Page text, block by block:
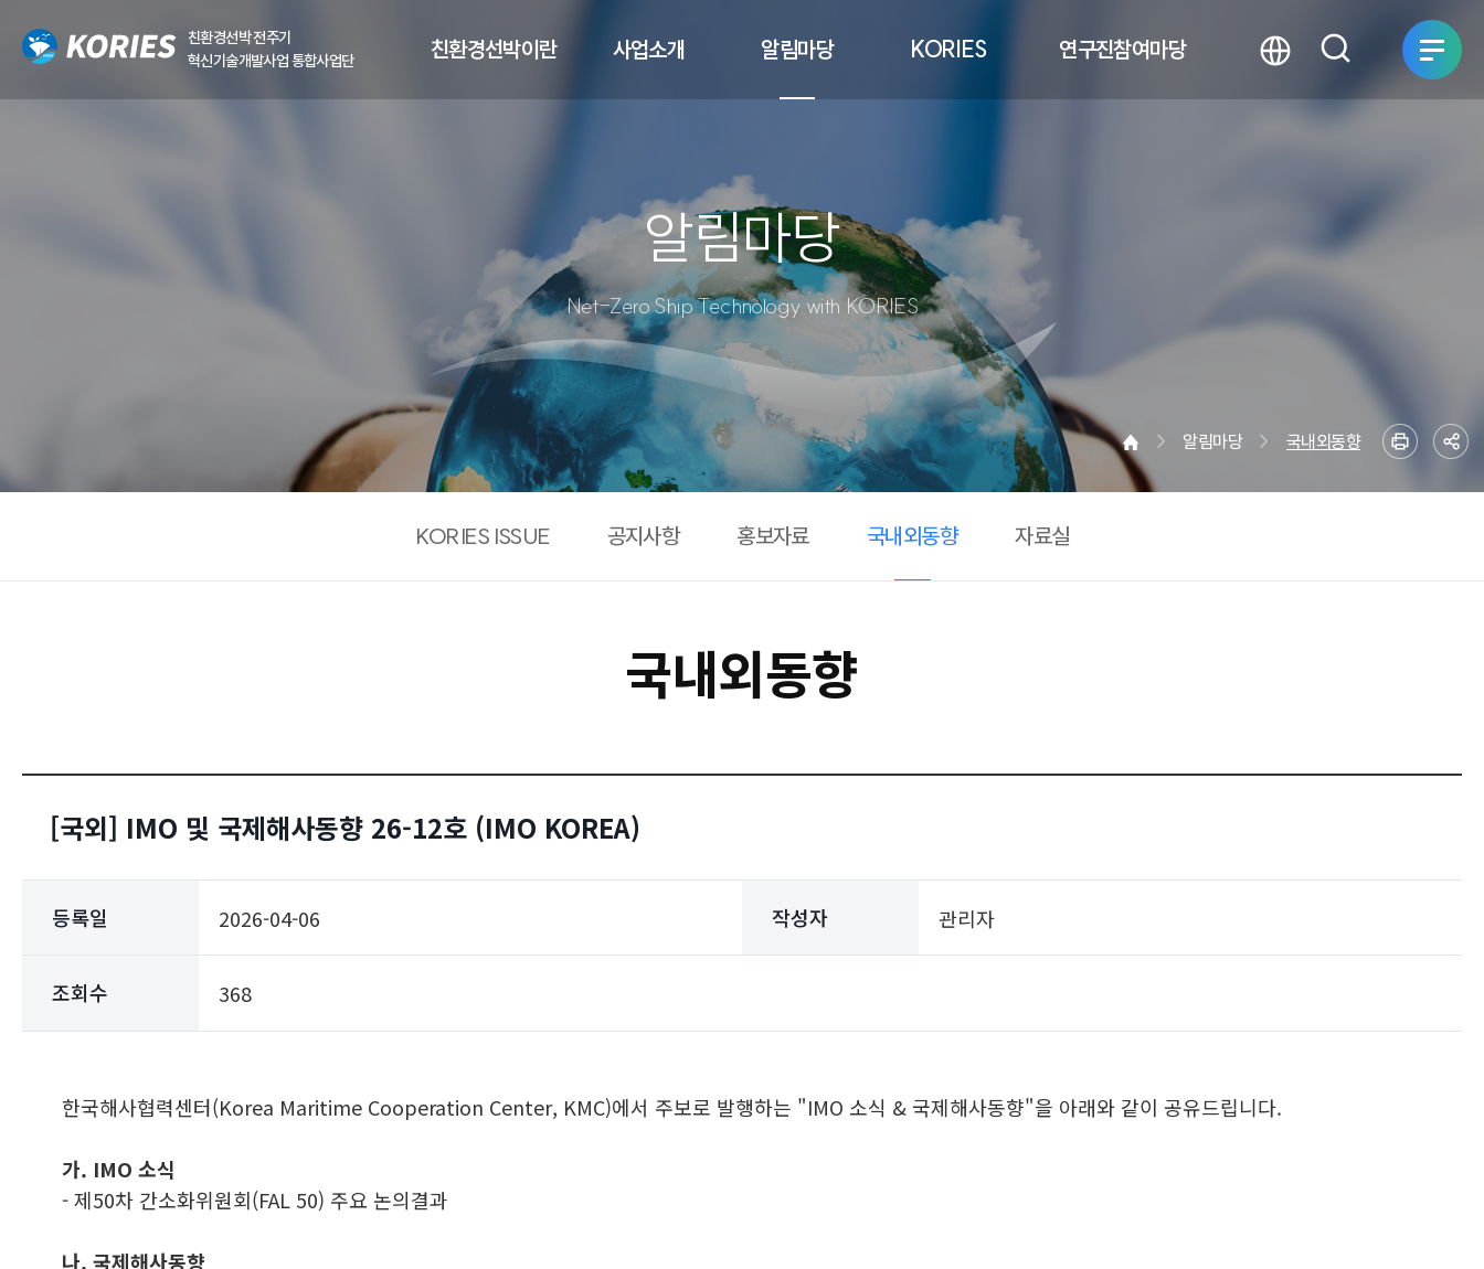
친환경선박 전주기
혁신기술개발사업 통합사업단
친환경선박이란 사업소개 알림마당 KORIES 연구진참여마당
알림마당
Net-Zero Ship Technology with KORIES
알림마당 국내외동향
공유열기
KORIES ISSUE 공지사항 홍보자료 국내외동향 자료실
국내외동향
[국외] IMO 및 국제해사동향 26-12호 (IMO KOREA)
등록일 2026-04-06 작성자 관리자
조회수 368
한국해사협력센터(Korea Maritime Cooperation Center, KMC)에서 주보로 발행하는 "IMO 소식 & 국제해사동향"을 아래와 같이 공유드립니다.
가. IMO 소식
- 제50차 간소화위원회(FAL 50) 주요 논의결과
나. 국제해사동향